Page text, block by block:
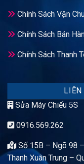
Chính Sách Vận
Chính Sách Bán
Chính Sách Thanh
LIÊN
Sửa Máy Chiếu 5S
0916.569.262
Số 15B – Ngõ 98
Thanh Xuân Trung –